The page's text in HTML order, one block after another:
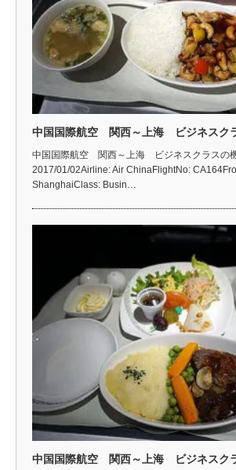
中国国際航空 関西～上海 ビジネスク
中国国際航空 関西～上海 ビジネスクラスの
2017/01/02Airline: Air ChinaFlightNo:
ShanghaiClass: Busin…
中国国際航空 関西～上海 ビジネスク